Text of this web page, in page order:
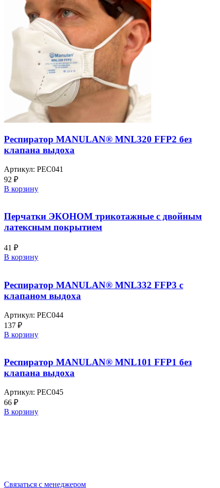
Респиратор MANULAN® MNL320 FFP2 без
клапана выдоха
Артикул: РЕС041
92 ₽
В корзину
Перчатки ЭКОНОМ трикотажные с двойным
латексным покрытием
41 ₽
В корзину
Респиратор MANULAN® MNL332 FFP3 с
клапаном выдоха
Артикул: РЕС044
137 ₽
В корзину
Респиратор MANULAN® MNL101 FFP1 без
клапана выдоха
Артикул: РЕС045
66 ₽
В корзину
Связаться с менеджером